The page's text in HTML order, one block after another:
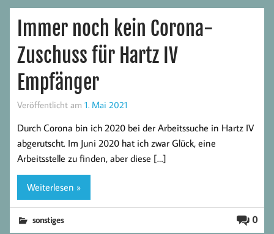
Immer noch kein Corona-
Zuschuss für Hartz IV
Empfänger
Veröffentlicht am 1. Mai 2021
Durch Corona bin ich 2020 bei der Arbeitssuche in Hartz IV
abgerutscht. Im Juni 2020 hat ich zwar Glück, eine
Arbeitsstelle zu finden, aber diese […]
Weiterlesen »
0
sonstiges